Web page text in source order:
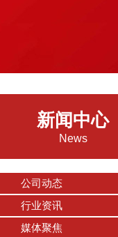
新闻中心
News
公司动态
行业资讯
媒体聚焦